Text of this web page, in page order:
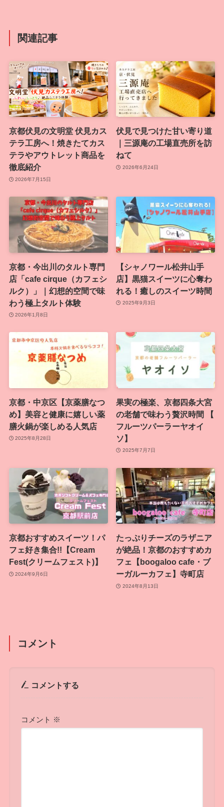
関連記事
京都伏見の文明堂 伏見カス
テラ工房へ！焼きたてカス
テラやアウトレット商品を
徹底紹介
2026年7月15日
伏見で見つけた甘い寄り道
｜三源庵の工場直売所を訪
ねて
2026年6月24日
京都・今出川のタルト専門
店「cafe cirque（カフェシ
ルク）」｜幻想的空間で味
わう極上タルト体験
2026年1月8日
【シャノワール松井山手
店】黒猫スイーツに心奪わ
れる！癒しのスイーツ時間
2025年9月3日
京都・中京区【京薬膳なつ
め】美容と健康に嬉しい薬
膳火鍋が楽しめる人気店
2025年8月28日
果実の極楽、京都四条大宮
の老舗で味わう贅沢時間 【
フルーツパーラーヤオイ
ソ】
2025年7月7日
京都おすすめスイーツ！パ
フェ好き集合!!【Cream
Fest(クリームフェスト)】
2024年9月6日
たっぷりチーズのラザニア
が絶品！京都のおすすめカ
フェ【boogaloo cafe・ブ
ーガルーカフェ】寺町店
2024年8月13日
コメント
コメントする
コメント ※